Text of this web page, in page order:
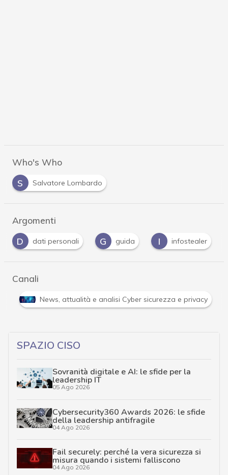
Who's Who
S
Salvatore Lombardo
Argomenti
G
guida I infostealer M malware
Canali
Attacchi hacker e Malware: le ultime news in tempo
SPAZIO CISO
Sovranità digitale e AI: le sfide per la
leadership IT
05 Ago 2026
Cybersecurity360 Awards 2026: le sfide
della leadership antifragile
04 Ago 2026
Fail securely: perché la vera sicurezza si
misura quando i sistemi falliscono
04 Ago 2026